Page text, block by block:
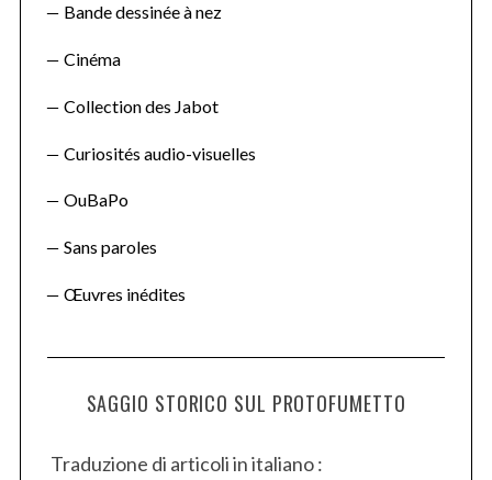
Bande dessinée à nez
Cinéma
Collection des Jabot
Curiosités audio-visuelles
OuBaPo
Sans paroles
Œuvres inédites
SAGGIO STORICO SUL PROTOFUMETTO
Traduzione di articoli in italiano :